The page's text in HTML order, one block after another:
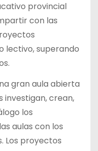
provincial
con las
lectivo, superando
gran aula abierta
investigan, crean,
los
aulas con los
Los proyectos